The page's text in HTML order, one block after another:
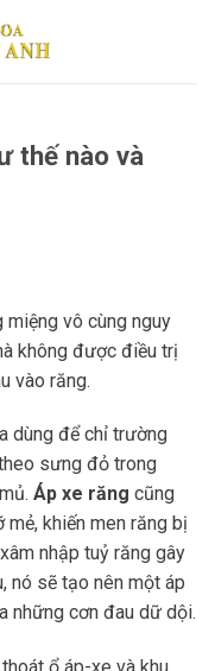
thế nào và
miệng vô cùng nguy
không được điều trị
vào răng.
dùng để chỉ trường
sưng đỏ trong
Áp xe răng cũng
khiến men răng bị
nhập tuỷ răng gây
nó sẽ tạo nên một áp
những cơn đau dữ dội.